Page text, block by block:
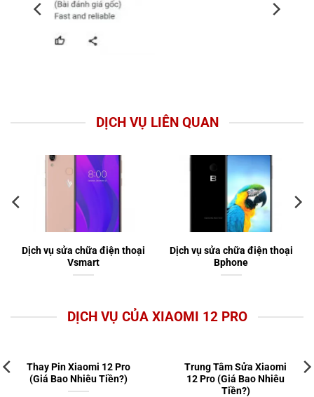
DỊCH VỤ LIÊN QUAN
Dịch vụ sửa chữa điện thoại
Vsmart
Dịch vụ sửa chữa điện thoại
Bphone
DỊCH VỤ CỦA XIAOMI 12 PRO
Thay Pin Xiaomi 12 Pro
(Giá Bao Nhiêu Tiền?)
Trung Tâm Sửa Xiaomi
12 Pro (Giá Bao Nhiêu
Tiền?)